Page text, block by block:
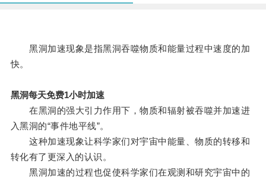
黑洞加速现象是指黑洞吞噬物质和能量过程中速度的加
快。
黑洞每天免费1小时加速
在黑洞的强大引力作用下，物质和辐射被吞噬并加速进
入黑洞的“事件地平线”。
这种加速现象让科学家们对宇宙中能量、物质的转移和
转化有了更深入的认识。
黑洞加速的过程也促使科学家们在观测和研究宇宙中的